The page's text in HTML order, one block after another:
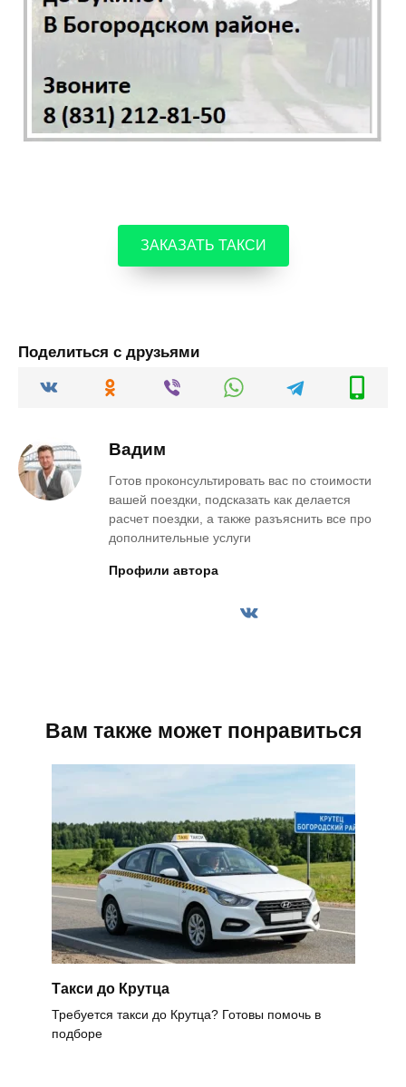
ЗАКАЗАТЬ ТАКСИ
Поделиться с друзьями
Вадим
Готов проконсультировать вас по стоимости
вашей поездки, подсказать как делается
расчет поездки, а также разъяснить все про
дополнительные услуги
Профили автора
Вам также может понравиться
Такси до Крутца
Требуется такси до Крутца? Готовы помочь в
подборе